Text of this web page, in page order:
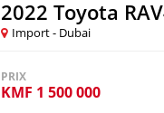
2022 Toyota
Import - Dubai
PRIX
KMF 1 500 000